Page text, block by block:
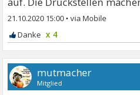
21.10.2020 15:00 •
x 4
mutmacher
Mitglied